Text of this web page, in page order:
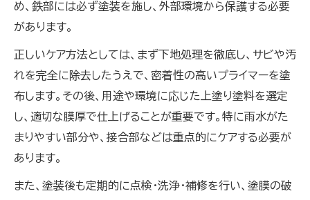
め、鉄部には必ず塗装を施し、外部環境から保護する必要
があります。
正しいケア方法としては、まず下地処理を徹底し、サビや汚
れを完全に除去したうえで、密着性の高いプライマーを塗
布します。その後、用途や環境に応じた上塗り塗料を選定
し、適切な膜厚で仕上げることが重要です。特に雨水がた
まりやすい部分や、接合部などは重点的にケアする必要が
あります。
また、塗装後も定期的に点検・洗浄・補修を行い、塗膜の破